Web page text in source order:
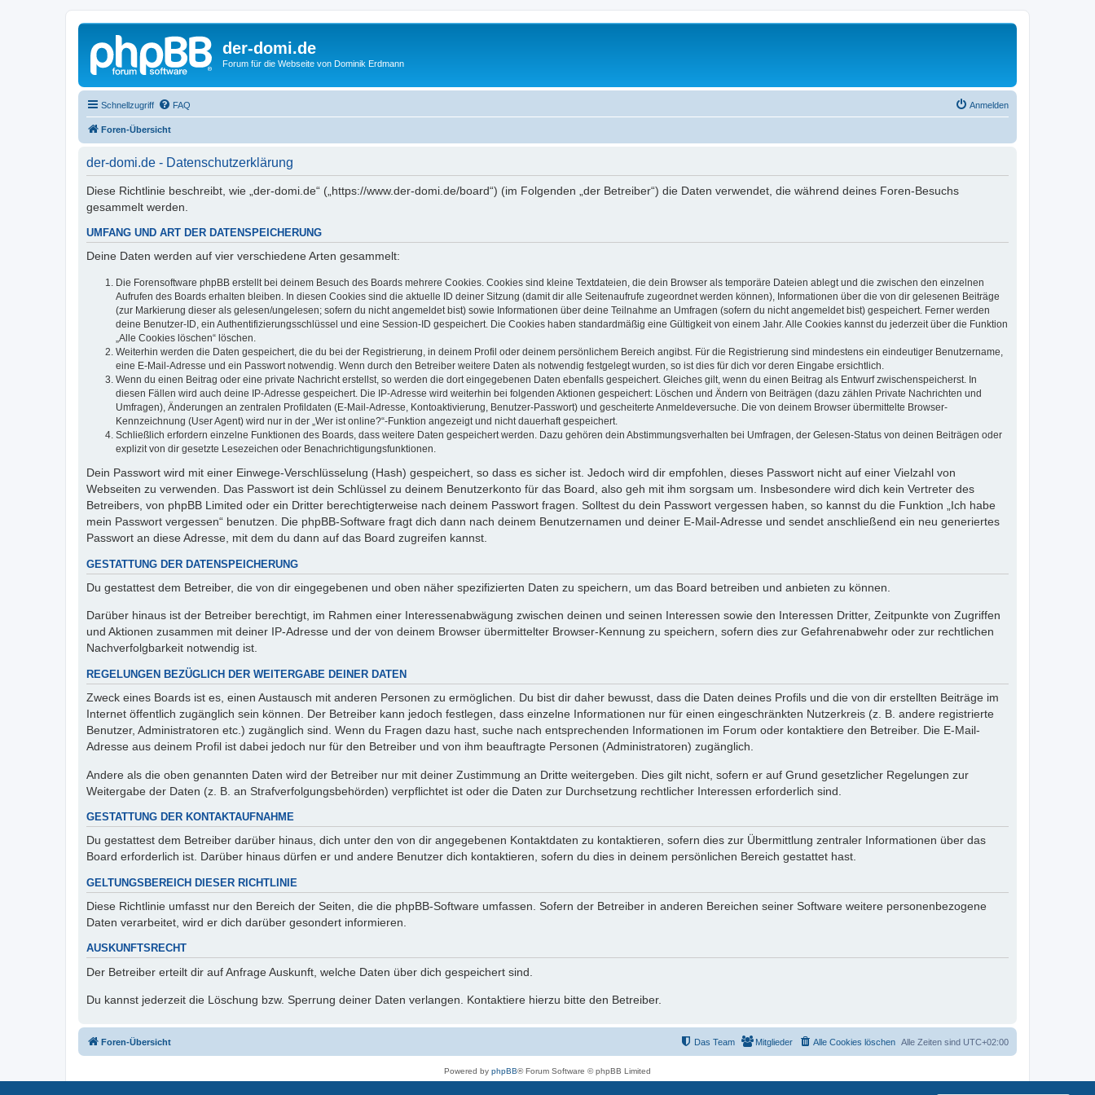
der-domi.de
Forum für die Webseite von Dominik Erdmann
Schnellzugriff FAQ Anmelden
Foren-Übersicht
der-domi.de - Datenschutzerklärung
Diese Richtlinie beschreibt, wie „der-domi.de“ („https://www.der-domi.de/board“) (im Folgenden „der Betreiber“) die Daten verwendet, die während deines Foren-Besuchs
gesammelt werden.
UMFANG UND ART DER DATENSPEICHERUNG
Deine Daten werden auf vier verschiedene Arten gesammelt:
Die Forensoftware phpBB erstellt bei deinem Besuch des Boards mehrere Cookies. Cookies sind kleine Textdateien, die dein Browser als temporäre Dateien ablegt und die zwischen den einzelnen
Aufrufen des Boards erhalten bleiben. In diesen Cookies sind die aktuelle ID deiner Sitzung (damit dir alle Seitenaufrufe zugeordnet werden können), Informationen über die von dir gelesenen Beiträge
(zur Markierung dieser als gelesen/ungelesen; sofern du nicht angemeldet bist) sowie Informationen über deine Teilnahme an Umfragen (sofern du nicht angemeldet bist) gespeichert. Ferner werden
deine Benutzer-ID, ein Authentifizierungsschlüssel und eine Session-ID gespeichert. Die Cookies haben standardmäßig eine Gültigkeit von einem Jahr. Alle Cookies kannst du jederzeit über die Funktion
„Alle Cookies löschen“ löschen.
Weiterhin werden die Daten gespeichert, die du bei der Registrierung, in deinem Profil oder deinem persönlichem Bereich angibst. Für die Registrierung sind mindestens ein eindeutiger Benutzername,
eine E-Mail-Adresse und ein Passwort notwendig. Wenn durch den Betreiber weitere Daten als notwendig festgelegt wurden, so ist dies für dich vor deren Eingabe ersichtlich.
Wenn du einen Beitrag oder eine private Nachricht erstellst, so werden die dort eingegebenen Daten ebenfalls gespeichert. Gleiches gilt, wenn du einen Beitrag als Entwurf zwischenspeicherst. In
diesen Fällen wird auch deine IP-Adresse gespeichert. Die IP-Adresse wird weiterhin bei folgenden Aktionen gespeichert: Löschen und Ändern von Beiträgen (dazu zählen Private Nachrichten und
Umfragen), Änderungen an zentralen Profildaten (E-Mail-Adresse, Kontoaktivierung, Benutzer-Passwort) und gescheiterte Anmeldeversuche. Die von deinem Browser übermittelte Browser-
Kennzeichnung (User Agent) wird nur in der „Wer ist online?“-Funktion angezeigt und nicht dauerhaft gespeichert.
Schließlich erfordern einzelne Funktionen des Boards, dass weitere Daten gespeichert werden. Dazu gehören dein Abstimmungsverhalten bei Umfragen, der Gelesen-Status von deinen Beiträgen oder
explizit von dir gesetzte Lesezeichen oder Benachrichtigungsfunktionen.
Dein Passwort wird mit einer Einwege-Verschlüsselung (Hash) gespeichert, so dass es sicher ist. Jedoch wird dir empfohlen, dieses Passwort nicht auf einer Vielzahl von
Webseiten zu verwenden. Das Passwort ist dein Schlüssel zu deinem Benutzerkonto für das Board, also geh mit ihm sorgsam um. Insbesondere wird dich kein Vertreter des
Betreibers, von phpBB Limited oder ein Dritter berechtigterweise nach deinem Passwort fragen. Solltest du dein Passwort vergessen haben, so kannst du die Funktion „Ich habe
mein Passwort vergessen“ benutzen. Die phpBB-Software fragt dich dann nach deinem Benutzernamen und deiner E-Mail-Adresse und sendet anschließend ein neu generiertes
Passwort an diese Adresse, mit dem du dann auf das Board zugreifen kannst.
GESTATTUNG DER DATENSPEICHERUNG
Du gestattest dem Betreiber, die von dir eingegebenen und oben näher spezifizierten Daten zu speichern, um das Board betreiben und anbieten zu können.
Darüber hinaus ist der Betreiber berechtigt, im Rahmen einer Interessenabwägung zwischen deinen und seinen Interessen sowie den Interessen Dritter, Zeitpunkte von Zugriffen
und Aktionen zusammen mit deiner IP-Adresse und der von deinem Browser übermittelter Browser-Kennung zu speichern, sofern dies zur Gefahrenabwehr oder zur rechtlichen
Nachverfolgbarkeit notwendig ist.
REGELUNGEN BEZÜGLICH DER WEITERGABE DEINER DATEN
Zweck eines Boards ist es, einen Austausch mit anderen Personen zu ermöglichen. Du bist dir daher bewusst, dass die Daten deines Profils und die von dir erstellten Beiträge im
Internet öffentlich zugänglich sein können. Der Betreiber kann jedoch festlegen, dass einzelne Informationen nur für einen eingeschränkten Nutzerkreis (z. B. andere registrierte
Benutzer, Administratoren etc.) zugänglich sind. Wenn du Fragen dazu hast, suche nach entsprechenden Informationen im Forum oder kontaktiere den Betreiber. Die E-Mail-
Adresse aus deinem Profil ist dabei jedoch nur für den Betreiber und von ihm beauftragte Personen (Administratoren) zugänglich.
Andere als die oben genannten Daten wird der Betreiber nur mit deiner Zustimmung an Dritte weitergeben. Dies gilt nicht, sofern er auf Grund gesetzlicher Regelungen zur
Weitergabe der Daten (z. B. an Strafverfolgungsbehörden) verpflichtet ist oder die Daten zur Durchsetzung rechtlicher Interessen erforderlich sind.
GESTATTUNG DER KONTAKTAUFNAHME
Du gestattest dem Betreiber darüber hinaus, dich unter den von dir angegebenen Kontaktdaten zu kontaktieren, sofern dies zur Übermittlung zentraler Informationen über das
Board erforderlich ist. Darüber hinaus dürfen er und andere Benutzer dich kontaktieren, sofern du dies in deinem persönlichen Bereich gestattet hast.
GELTUNGSBEREICH DIESER RICHTLINIE
Diese Richtlinie umfasst nur den Bereich der Seiten, die die phpBB-Software umfassen. Sofern der Betreiber in anderen Bereichen seiner Software weitere personenbezogene
Daten verarbeitet, wird er dich darüber gesondert informieren.
AUSKUNFTSRECHT
Der Betreiber erteilt dir auf Anfrage Auskunft, welche Daten über dich gespeichert sind.
Du kannst jederzeit die Löschung bzw. Sperrung deiner Daten verlangen. Kontaktiere hierzu bitte den Betreiber.
Foren-Übersicht Alle Zeiten sind UTC+02:00
Alle Cookies löschen
Mitglieder
Das Team
Powered by phpBB® Forum Software © phpBB Limited